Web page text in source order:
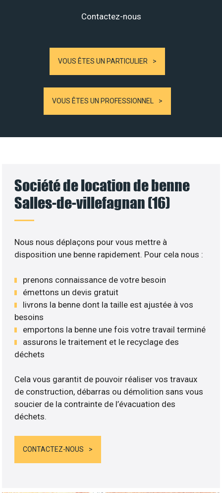
Contactez-nous
VOUS ÊTES UN PARTICULIER
VOUS ÊTES UN PROFESSIONNEL
Société de location de benne
Salles-de-villefagnan (16)
Nous nous déplaçons pour vous mettre à
disposition une benne rapidement. Pour cela nous :
prenons connaissance de votre besoin
émettons un devis gratuit
livrons la benne dont la taille est ajustée à vos
besoins
emportons la benne une fois votre travail terminé
assurons le traitement et le recyclage des
déchets
Cela vous garantit de pouvoir réaliser vos travaux
de construction, débarras ou démolition sans vous
soucier de la contrainte de l’évacuation des
déchets.
CONTACTEZ-NOUS